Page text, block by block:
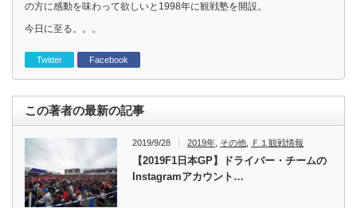
の方に感動を味わって欲しいと1998年に観戦塾を開設。
今日に至る。。。
Twitter Facebook
この著者の最新の記事
2019/9/28 2019年 その他 Ｆ１観戦情報
【2019F1日本GP】ドライバー・チームの
Instagramアカウント…